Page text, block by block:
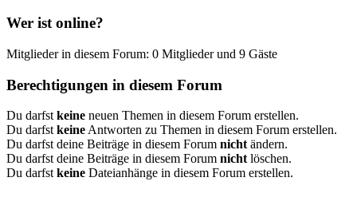
Wer ist online?
Mitglieder in diesem Forum: 0 Mitglieder und 9 Gäste
Berechtigungen in diesem Forum
Du darfst keine neuen Themen in diesem Forum erstellen.
Du darfst keine Antworten zu Themen in diesem Forum erstellen.
Du darfst deine Beiträge in diesem Forum nicht ändern.
Du darfst deine Beiträge in diesem Forum nicht löschen.
Du darfst keine Dateianhänge in diesem Forum erstellen.